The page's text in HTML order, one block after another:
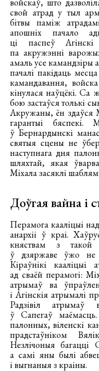
свой атрад у тыл
бітвы паміж
апошніх пачало
ці паспеў
па акружэнні
амаль усе камандзіры
пачалі пакідаць
камандавання,
кінулася наўцёкі. Са
бою застаўся толькі
Акружаны, ён здаўся
гарантыі бяспекі.
ў Бернардынскі
святыя сцены не
наступнага дня
шляхтай, якая
Міхала засяклі
Доўгая вайна і
Перамога кааліцыі
анархіі ў краі.
княствам з такой
ў дзяржаве ўжо не
Кіраўнікі кааліцыі
ад сваёй перамогі:
атрымаў ва
і Агінскія атрымалі
Радзівіл атрымаў
ў Сапегаў
палонных, віленскі
прадстаўніком
Незлічоныя багацці
а самі яны былі
і выгнаныя з краіны.